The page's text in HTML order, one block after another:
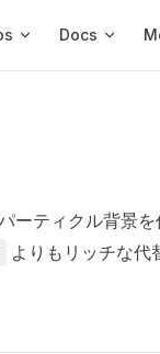
Docs
ーティクル背景
よりもリッチな代